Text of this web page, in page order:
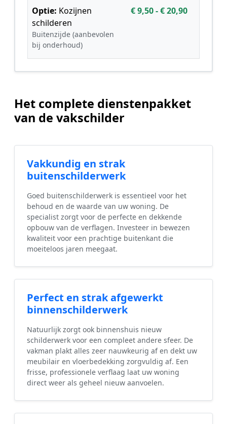
Optie: Kozijnen
schilderen
Buitenzijde (aanbevolen
bij onderhoud)
€ 9,50 - € 20,90
Het complete dienstenpakket
van de vakschilder
Vakkundig en strak
buitenschilderwerk
Goed buitenschilderwerk is essentieel voor het
behoud en de waarde van uw woning. De
specialist zorgt voor de perfecte en dekkende
opbouw van de verflagen. Investeer in bewezen
kwaliteit voor een prachtige buitenkant die
moeiteloos jaren meegaat.
Perfect en strak afgewerkt
binnenschilderwerk
Natuurlijk zorgt ook binnenshuis nieuw
schilderwerk voor een compleet andere sfeer. De
vakman plakt alles zeer nauwkeurig af en dekt uw
meubilair en vloerbedekking zorgvuldig af. Een
frisse, professionele verflaag laat uw woning
direct weer als geheel nieuw aanvoelen.